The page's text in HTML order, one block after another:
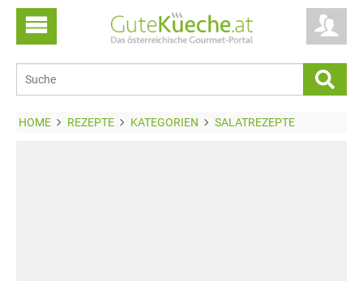
HOME REZEPTE KATEGORIEN SALATREZEPTE